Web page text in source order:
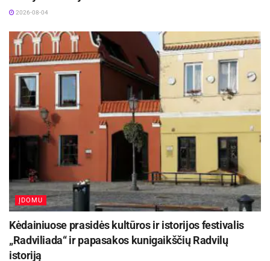
2026-08-04
ĮDOMU
Kėdainiuose prasidės kultūros ir istorijos festivalis
„Radviliada“ ir papasakos kunigaikščių Radvilų
istoriją